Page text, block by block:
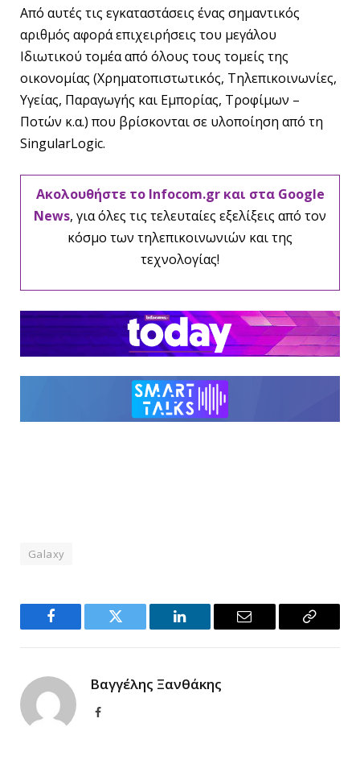
Από αυτές τις εγκαταστάσεις ένας σημαντικός
αριθμός αφορά επιχειρήσεις του μεγάλου
Ιδιωτικού τομέα από όλους τους τομείς της
οικονομίας (Χρηματοπιστωτικός, Τηλεπικοινωνίες,
Υγείας, Παραγωγής και Εμπορίας, Τροφίμων –
Ποτών κ.α.) που βρίσκονται σε υλοποίηση από τη
SingularLogic.
Ακολουθήστε το Infocom.gr και στα Google
News, για όλες τις τελευταίες εξελίξεις από τον
κόσμο των τηλεπικοινωνιών και της
τεχνολογίας!
Galaxy
Facebook Twitter LinkedIn Email
Copy
Βαγγέλης Ξανθάκης
Facebook